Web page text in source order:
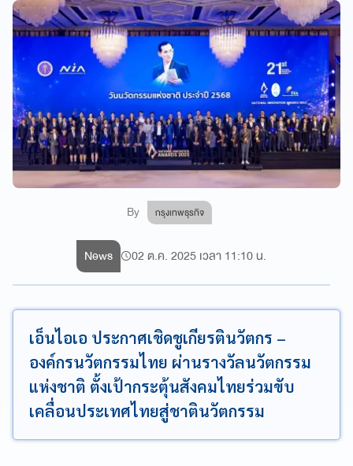
By กรุงเทพธุรกิจ
News 02 ต.ค. 2025 เวลา 11:10 น.
เอ็นไอเอ ประกาศเชิดชูเกียรตินวัตกร –
องค์กรนวัตกรรมไทย ผ่านรางวัลนวัตกรรม
แห่งชาติ ตั้งเป้ากระตุ้นสังคมไทยร่วมขับ
เคลื่อนประเทศไทยสู่ชาตินวัตกรรม